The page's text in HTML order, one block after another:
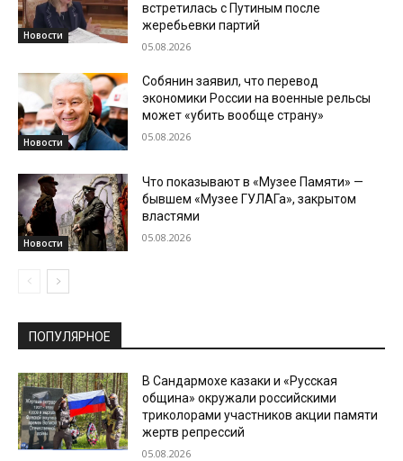
Новости
встретилась с Путиным после
жеребьевки партий
05.08.2026
Новости
Собянин заявил, что перевод
экономики России на военные рельсы
может «убить вообще страну»
05.08.2026
Новости
Что показывают в «Музее Памяти» —
бывшем «Музее ГУЛАГа», закрытом
властями
05.08.2026
ПОПУЛЯРНОЕ
В Сандармохе казаки и «Русская
община» окружали российскими
триколорами участников акции памяти
жертв репрессий
05.08.2026